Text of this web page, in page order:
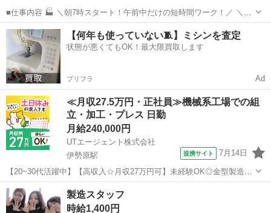
■仕事内容 🏭 ＼朝7時スタート！午前中だけの短時間ワーク！／ ＼週
5日勤務で安定収入！毎日コツコツ働きたい方におすすめ！／ ＼未経
験歓迎！シンプルなピッキング作業だから安心スタート！／ 物流セン
ター内で...
神奈川 伊勢原市 軽作業 スタッフ
【何年も使っていない🧵】ミシンを査定
状態が悪くてもOK！最大限買取します
プリフラ Ad
≪月収27.5万円・正社員≫機械系工場での組
立・加工・プレス 日勤
月給240,000円
UTエージェント株式会社
伊勢原駅
提携サイト 7月14日
【20~30代活躍中】【高収入☆月収27万円可】未経験OK◎金型製造・
NC旋盤機オペレーター！日勤&土日休み♪《Jbni1C》 詳細情報 ＼金型
製造・NC旋盤機オペレーターなど／ ☆未経験OK！ 丁寧な研修で安
心のスタ...
神奈川 伊勢原市 伊勢原駅
製造スタッフ
時給1,400円